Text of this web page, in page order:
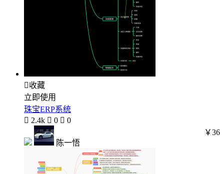
收藏
立即使用
珠宝ERP系统
 2.4k  0  0
陈一悟
￥36